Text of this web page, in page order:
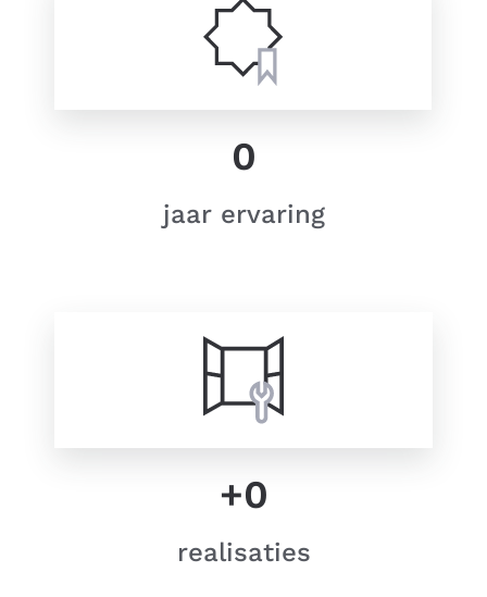
jaar ervaring
0
realisaties
+0